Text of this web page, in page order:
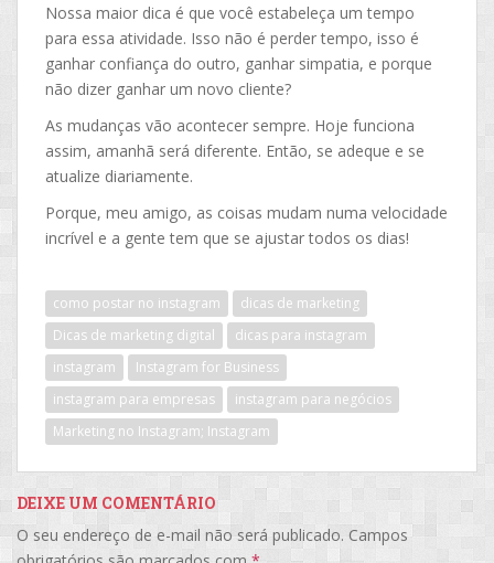
Nossa maior dica é que você estabeleça um tempo
para essa atividade. Isso não é perder tempo, isso é
ganhar confiança do outro, ganhar simpatia, e porque
não dizer ganhar um novo cliente?
As mudanças vão acontecer sempre. Hoje funciona
assim, amanhã será diferente. Então, se adeque e se
atualize diariamente.
Porque, meu amigo, as coisas mudam numa velocidade
incrível e a gente tem que se ajustar todos os dias!
como postar no instagram
dicas de marketing
Dicas de marketing digital
dicas para instagram
instagram
Instagram for Business
instagram para empresas
instagram para negócios
Marketing no Instagram; Instagram
DEIXE UM COMENTÁRIO
O seu endereço de e-mail não será publicado. Campos